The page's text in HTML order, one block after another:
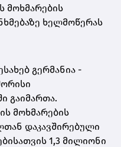
მოხმარების
ხელმოწერას
გერმანია -
გაიმართა.
მოხმარების
დაკავშირებული
1,3 მილიონი